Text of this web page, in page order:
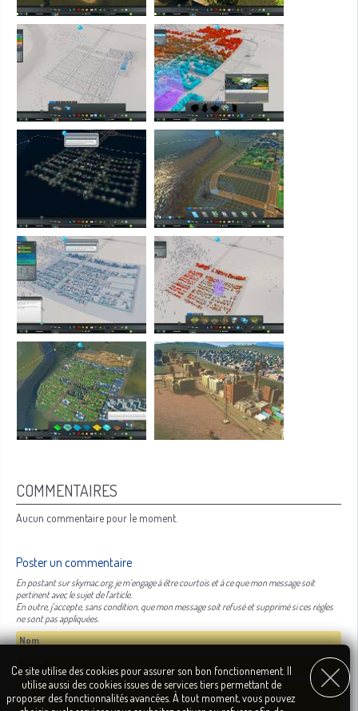
COMMENTAIRES
Aucun commentaire pour le moment.
Poster un commentaire
En postant sur skymac.org, je m'engage à être courtois et à ce que mon message soit
pertinent avec le sujet de l'article.
En outre, j'accepte, sans condition, que mon message soit refusé et supprimé si ces règles
ne sont pas appliquées.
Ce site utilise des cookies pour assurer son bon fonctionnement. Il
utilise aussi des cookies issues de services tiers permettant de
proposer des fonctionnalités avancées. À tout moment, vous pouvez